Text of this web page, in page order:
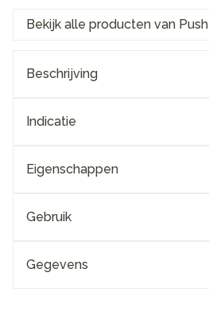
Bekijk alle producten van Push
Beschrijving
Indicatie
Eigenschappen
Gebruik
Gegevens